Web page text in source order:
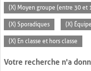
(X) Moyen groupe (entre 30 et
(X) Sporadiques (X) Équipe
(X) En classe et hors classe
Votre recherche n'a